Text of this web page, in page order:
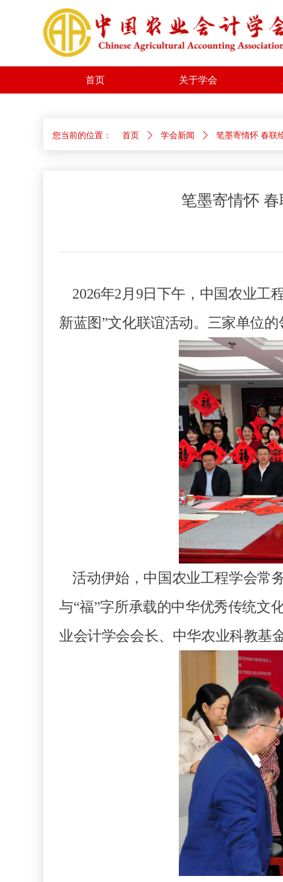
首页 关于学会
您当前的位置： 首页 ꄲ 学会新闻 ꄲ 笔墨寄情怀 春联
笔墨寄情怀
2026年2月9日下午，中国农业工
新蓝图”文化联谊活动。三家单位
活动伊始，中国农业工程学会常
与“福”字所承载的中华优秀传统文
业会计学会会长、中华农业科教基